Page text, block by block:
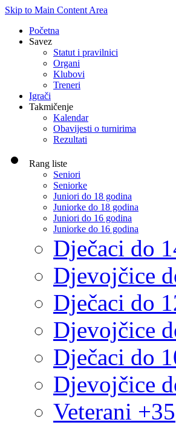
Skip to Main Content Area
Početna
Savez
Statut i pravilnici
Organi
Klubovi
Treneri
Igrači
Takmičenje
Kalendar
Obavijesti o turnirima
Rezultati
Rang liste
Seniori
Seniorke
Juniori do 18 godina
Juniorke do 18 godina
Juniori do 16 godina
Juniorke do 16 godina
Dječaci do
Djevojčice
Dječaci do
Djevojčice
Dječaci do
Djevojčice
Veterani +35